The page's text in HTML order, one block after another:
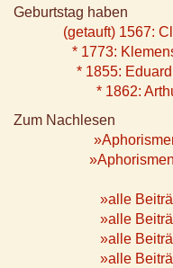
Geburtstag haben
(getauft) 1567:
* 1773:
* 1855:
* 1862:
Zum Nachlesen
»alle
»alle
»alle
»alle